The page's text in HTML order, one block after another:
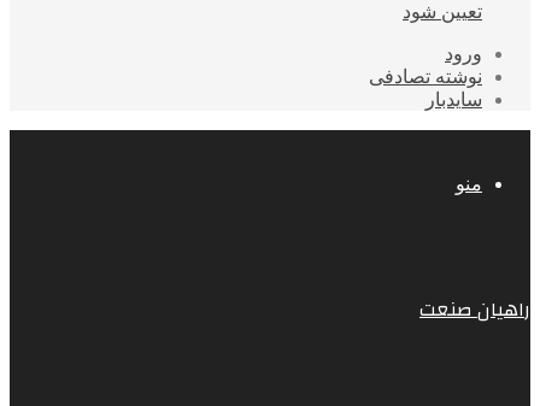
تعیین شود
ورود
نوشته تصادفی
سایدبار
منو
راهیان صنعت